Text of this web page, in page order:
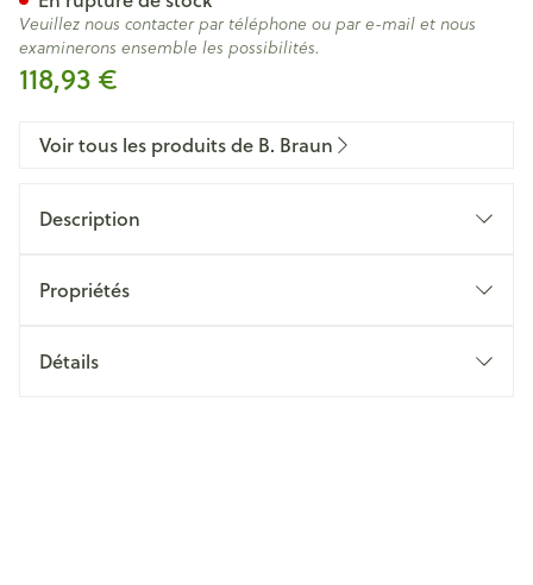
118,93 €
Veuillez nous contacter par téléphone ou par e-mail et nous
examinerons ensemble les possibilités.
Voir tous les produits de B. Braun
Description
Propriétés
Détails